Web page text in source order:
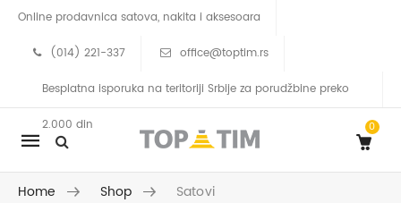
Online prodavnica satova, nakita i aksesoara
(014) 221-337 office@toptim.rs
Besplatna isporuka na teritoriji Srbije za porudžbine preko
2.000 din
Mobile
navigation
0
Home Shop Satovi